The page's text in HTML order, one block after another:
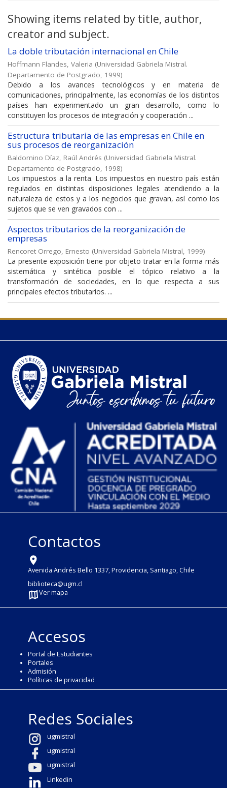
Showing items related by title, author,
creator and subject.
La doble tributación internacional en Chile
Hoffmann Flandes, Valeria (Universidad Gabriela Mistral.
Departamento de Postgrado, 1999)
Debido a los avances tecnológicos y en materia de
comunicaciones, principalmente, las economías de los distintos
países han experimentado un gran desarrollo, como lo
constituyen los procesos de integración y cooperación ...
Estructura tributaria de las empresas en Chile en
sus procesos de reorganización
Baldomino Díaz, Raúl Andrés (Universidad Gabriela Mistral.
Departamento de Postgrado, 1998)
Los impuestos a la renta. Los impuestos en nuestro país están
regulados en distintas disposiciones legales atendiendo a la
naturaleza de estos y a los negocios que gravan, así como los
sujetos que se ven gravados con ...
Aspectos tributarios de la reorganización de
empresas
Rencoret Orrego, Ernesto (Universidad Gabriela Mistral, 1999)
La presente exposición tiene por objeto tratar en la forma más
sistemática y sintética posible el tópico relativo a la
transformación de sociedades, en lo que respecta a sus
principales efectos tributarios. ...
Contactos
Avenida Andrés Bello 1337, Providencia, Santiago, Chile
biblioteca@ugm.cl
Ver mapa
Accesos
Portal de Estudiantes
Portales
Admisión
Políticas de privacidad
Redes Sociales
ugmistral
ugmistral
ugmistral
Linkedin